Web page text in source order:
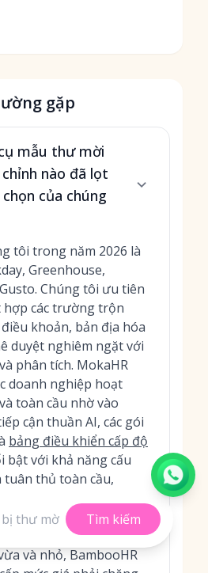
gặp
mẫu thư mời
nào đã lọt
của chúng
tôi trong năm 2026 là
Greenhouse,
Chúng tôi ưu tiên
hợp các trường trộn
khoản, bản địa hóa
duyệt nghiêm ngặt với
phân tích. MokaHR
doanh nghiệp hoạt
toàn cầu nhờ vào
cận thuần AI, các gói
bảng điều khiển cấp độ
bật với khả năng cấu
tuân thủ toàn cầu,
đầu với các quy trình
mẽ. Đối với các
và nhỏ, BambooHR
Tìm kiếm